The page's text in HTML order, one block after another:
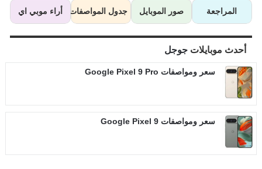
المراجعة صور الموبايل جدول المواصفات أراء موبي اي
أحدث موبايلات جوجل
سعر ومواصفات Google Pixel 9 Pro
سعر ومواصفات Google Pixel 9